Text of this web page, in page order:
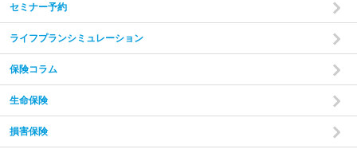
あなたやご家族の状況やご希望をお伺いいたします。
の収入・支出・貯蓄の状況から、家計のバランスを把握し
た上で診断を行います。
セミナー予約
ライフプランシミュレーション
保険コラム
生命保険
損害保険